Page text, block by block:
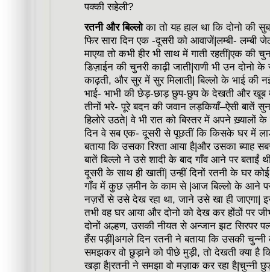
पक्की सहेली?
रतनी और बिल्लोका तो यह हाल था कि दोनो की
फिर सारा दिन एक -दूसरी को आवाजें|लम्बी- लम्बी
माएया तो कभी हीर भी साथ में गाती रहतीं|एक की
डिज़ाईन की चुनरी काढ़ी जाती|राणी भी उन दोनो
काढ़ती, और सुर में सुर मिलाती| बिल्लो के भाई की
भाई- भाभी की छेड़-छाड़ छुप-छुप के देखती और खूब
तीनों भरे- पूरे बदन की जवान लड़कियाँ–ऐसी बातें
हिलोरे उठते| वे भी रात को बिस्तर में अपने ख़्यालों
दिन वे सब एक- दूसरी से पूछतीं कि किसके घर में
बताया कि उसका रिश्ता आया है|और उसका ब्याह
बातें बिल्लो ने उसे शादी के बाद गाँव आने पर बताईं
दूसरी के साथ ही खातीं| उन्हीं दिनों रतनी के घर
गाँव में कुछ ज़मीन के काम से |आज बिल्लो के आने पर
नज़रों से उसे देख रहा था, जाने उसे खा ही जाएगा|
तभी वह घर आया और दोनो को देख कर होंठों पर
दोनों अल्हण, उसकी नीयत से अन्जान झट सिरपर
हँस पड़ीं|अगले दिन रतनी ने बताया कि उसकी
समझकर वो छुड़ाने को पीछे मुड़ी, तो देखती क्या है
खड़ा है|रतनी ने समझा वो मज़ाक कर रहा है|चुन्नी